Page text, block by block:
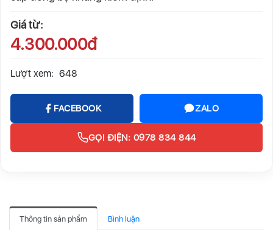
Giá từ:
4.300.000đ
Lượt xem: 648
FACEBOOK ZALO
GỌI ĐIỆN: 0978 834 844
Thông tin sản phẩm Bình luận